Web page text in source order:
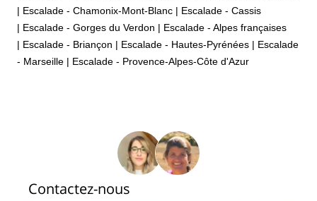
| Escalade - Chamonix-Mont-Blanc | Escalade - Cassis
| Escalade - Gorges du Verdon | Escalade - Alpes françaises
| Escalade - Briançon | Escalade - Hautes-Pyrénées | Escalade
- Marseille | Escalade - Provence-Alpes-Côte d'Azur
Contactez-nous